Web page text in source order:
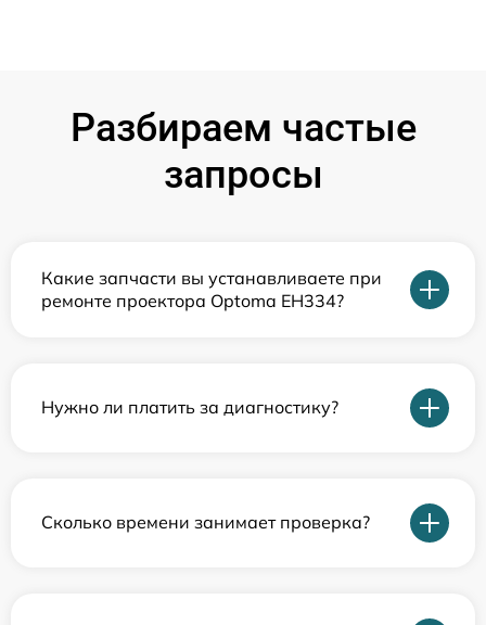
Разбираем частые
запросы
Какие запчасти вы устанавливаете при
ремонте проектора Optoma EH334?
Нужно ли платить за диагностику?
Сколько времени занимает проверка?